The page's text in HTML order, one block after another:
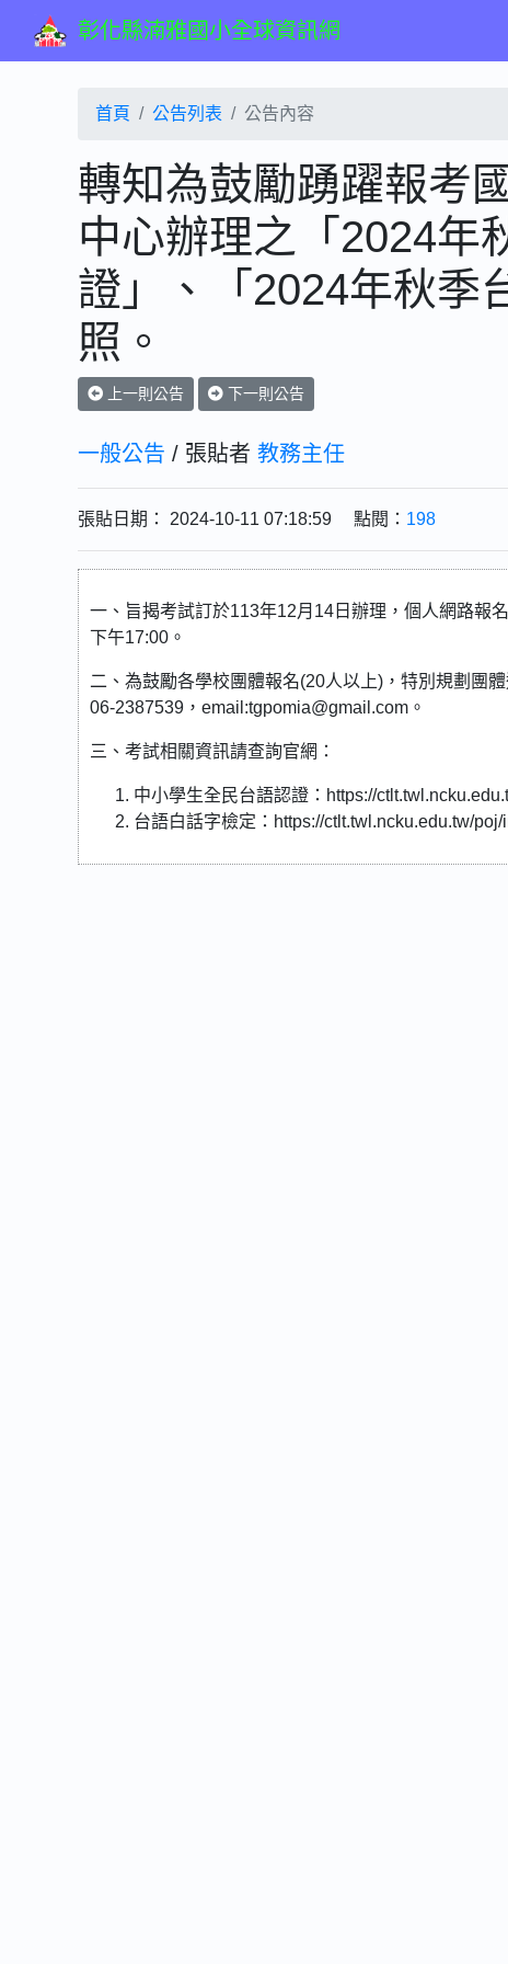
彰化縣湳雅國小全球資訊網
首頁 公告列表 公告內容
轉知為鼓勵踴躍報考
中心辦理之「2024年
證」、「2024年秋季
照。
上一則公告 下一則公告
一般公告 / 張貼者 教務主任
張貼日期： 2024-10-11 07:18:59 點閱： 198
一、旨揭考試訂於113年12月14日辦理，個人網路報
下午17:00。
二、為鼓勵各學校團體報名(20人以上)，特別規劃團
06-2387539，email:tgpomia@gmail.com。
三、考試相關資訊請查詢官網：
中小學生全民台語認證：https://
台語白話字檢定：https://ctlt.twl.ncku.edu.tw/poj/